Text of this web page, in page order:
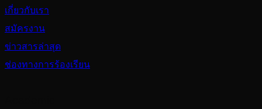
เกี่ยวกับเรา
สมัครงาน
ข่าวสารล่าสุด
ช่องทางการร้องเรียน